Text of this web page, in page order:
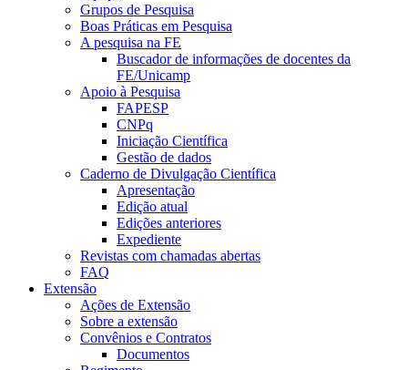
Grupos de Pesquisa
Boas Práticas em Pesquisa
A pesquisa na FE
Buscador de informações de docentes da
FE/Unicamp
Apoio à Pesquisa
FAPESP
CNPq
Iniciação Científica
Gestão de dados
Caderno de Divulgação Científica
Apresentação
Edição atual
Edições anteriores
Expediente
Revistas com chamadas abertas
FAQ
Extensão
Ações de Extensão
Sobre a extensão
Convênios e Contratos
Documentos